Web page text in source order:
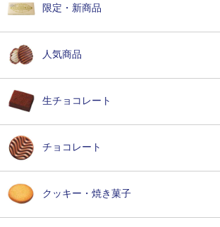
限定・新商品
人気商品
生チョコレート
チョコレート
クッキー・焼き菓子